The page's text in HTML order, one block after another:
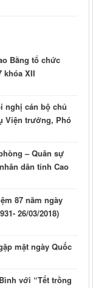
Bằng tổ chức
khóa XII
nghị cán bộ chủ
Viện trưởng, Phó
– Quân sự
dân tỉnh Cao
87 năm ngày
26/03/2018)
mặt ngày Quốc
với “Tết trồng